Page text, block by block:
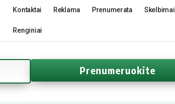
Kontaktai Reklama Prenumerata Skelbimai
Renginiai
Prenumeruokite